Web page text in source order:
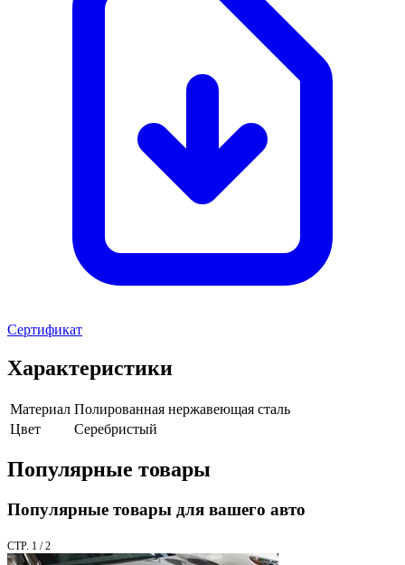
Сертификат
Характеристики
Материал Полированная нержавеющая сталь
Цвет
Серебристый
Популярные товары
Популярные товары для вашего авто
СТР. 1 / 2